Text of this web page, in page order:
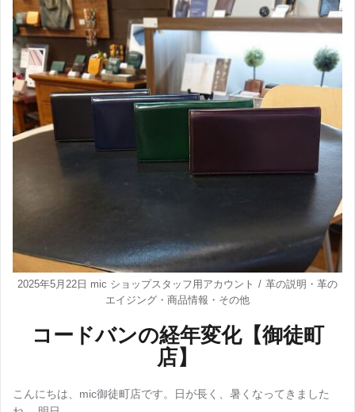
2025年5月22日 mic ショップスタッフ用アカウント 革の説明 ・ 革の
エイジング ・ 商品情報 ・ その他
コードバンの経年変化【御徒町
店】
こんにちは、mic御徒町店です。日が長く、暑くなってきました